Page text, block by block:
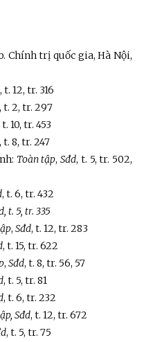
Chính trị quốc gia, Hà Nội,
, t. 12, tr. 316
, t. 2, tr. 297
t. 10, tr. 453
, t. 8, tr. 247
Toàn tập,Sđd, t. 5, tr. 502,
, t. 6, tr. 432
t. 5, tr. 335
, Sđd, t. 12, tr. 283
, t. 15, tr. 622
, Sđd, t. 8, tr. 56, 57
, t. 5, tr. 81
, t. 6, tr. 232
Sđd, t. 12, tr. 672
, t. 5, tr. 75